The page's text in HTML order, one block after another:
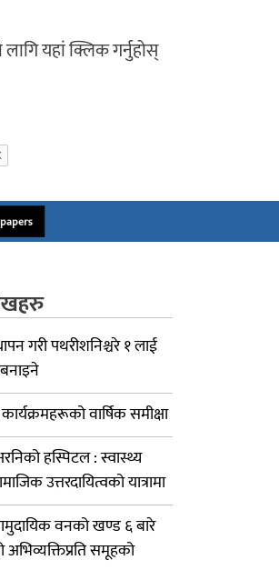
लागि यहां क्लिक गर्नुहोस्
गरी पथरीशनिश्चरे १ लाई
वार्षिक समीक्षा
हस्पिटल : स्वास्थ्य
उत्तरदायित्वको यात्रामा
वनको खण्ड ६ बारे
अभिव्यक्तिप्रति समूहको